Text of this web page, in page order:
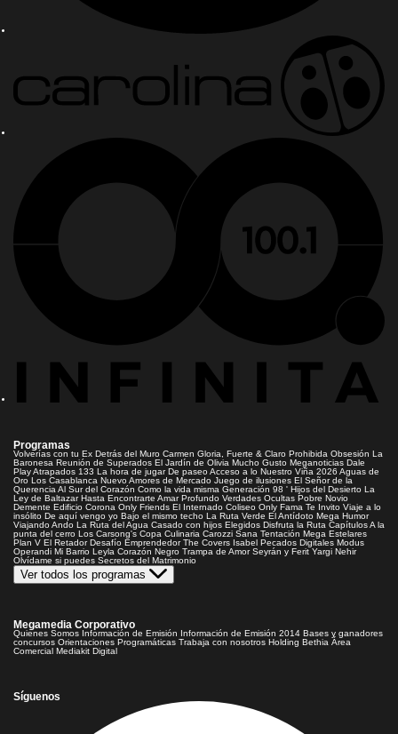
Programas
Volverías con tu Ex Detrás del Muro Carmen Gloria, Fuerte & Claro Prohibida Obsesión La
Baronesa Reunión de Superados El Jardín de Olivia Mucho Gusto Meganoticias Dale
PlayAtrapados 133 La hora de jugar De paseoAcceso a lo Nuestro Viña 2026 Aguas de
Oro Los Casablanca Nuevo Amores de Mercado Juego de ilusiones El Señor de la
Querencia Al Sur del Corazón Como la vida misma Generación 98 ' Hijos del Desierto La
Ley de Baltazar Hasta Encontrarte Amar Profundo Verdades Ocultas Pobre Novio
Demente Edificio Corona Only Friends El Internado Coliseo Only Fama Te Invito Viaje a lo
insólito De aquí vengo yo Bajo el mismo techo La Ruta Verde El Antídoto Mega Humor
Viajando Ando La Ruta del Agua Casado con hijos Elegidos Disfruta la Ruta CapítulosA la
punta del cerro Los Carsong's Copa Culinaria Carozzi Sana Tentación Mega Estelares
Plan V El Retador Desafío Emprendedor The Covers Isabel Pecados Digitales Modus
Operandi Mi Barrio Leyla Corazón Negro Trampa de Amor Seyrán y Ferit Yargi Nehir
Olvídame si puedes Secretos del Matrimonio
Ver todos los programas
Megamedia Corporativo
Quienes Somos Información de Emisión Información de Emisión 2014 Bases y ganadores
concursos Orientaciones Programáticas Trabaja con nosotros Holding Bethia Área
Comercial Mediakit Digital
Síguenos